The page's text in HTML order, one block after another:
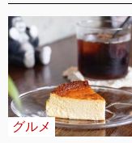
グルメ